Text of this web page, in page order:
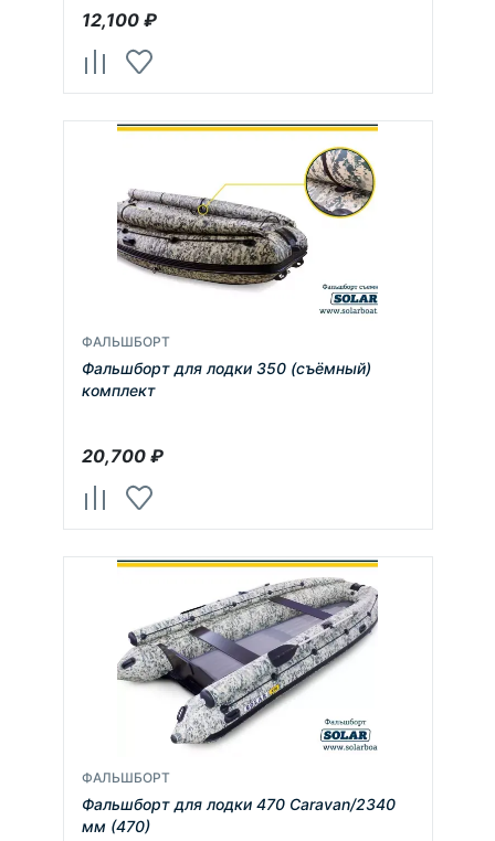
12,100₽
ФАЛЬШБОРТ
Фальшборт для лодки 350 (съёмный)
комплект
20,700₽
ФАЛЬШБОРТ
Фальшборт для лодки 470 Caravan/2340
мм (470)